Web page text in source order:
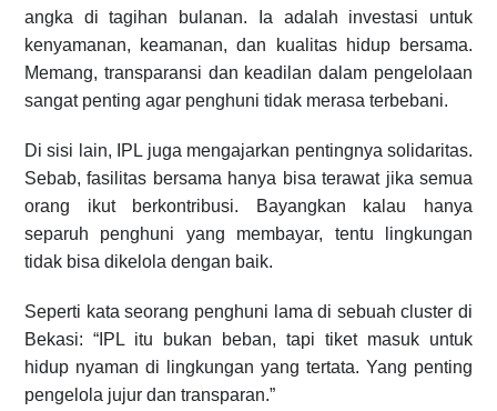
angka di tagihan bulanan. Ia adalah investasi untuk
kenyamanan, keamanan, dan kualitas hidup bersama.
Memang, transparansi dan keadilan dalam pengelolaan
sangat penting agar penghuni tidak merasa terbebani.
Di sisi lain, IPL juga mengajarkan pentingnya solidaritas.
Sebab, fasilitas bersama hanya bisa terawat jika semua
orang ikut berkontribusi. Bayangkan kalau hanya
separuh penghuni yang membayar, tentu lingkungan
tidak bisa dikelola dengan baik.
Seperti kata seorang penghuni lama di sebuah cluster di
Bekasi: “IPL itu bukan beban, tapi tiket masuk untuk
hidup nyaman di lingkungan yang tertata. Yang penting
pengelola jujur dan transparan.”